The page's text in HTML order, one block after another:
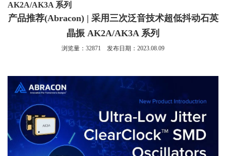
AK2A/AK3A 系列
产品推荐(Abracon) | 采用三次泛音技术超低抖动石英
晶振 AK2A/AK3A 系列
浏览量： 32871 发布日期：2023.08.09